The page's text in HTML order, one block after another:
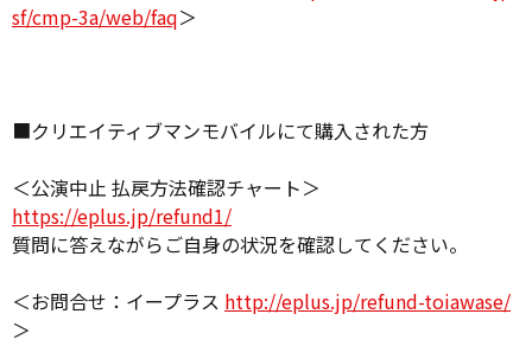
sf/cmp-3a/web/faq＞
■クリエイティブマンモバイルにて購入された方
＜公演中止 払戻方法確認チャート＞
https://eplus.jp/refund1/
質問に答えながらご自身の状況を確認してください。
＜お問合せ：イープラス http://eplus.jp/refund-toiawase/
＞